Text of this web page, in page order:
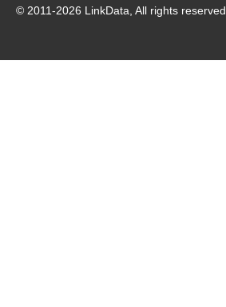
© 2011-2026 LinkData, All rights reserved.